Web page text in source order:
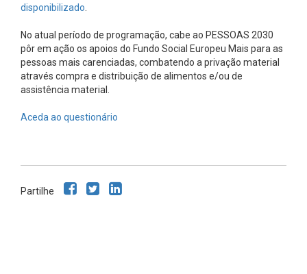
disponibilizado
No atual período de programação, cabe ao PESSOAS 2030
pôr em ação os apoios do Fundo Social Europeu Mais para as
pessoas mais carenciadas, combatendo a privação material
através compra e distribuição de alimentos e/ou de
assistência material.
Aceda ao questionário
Partilhe